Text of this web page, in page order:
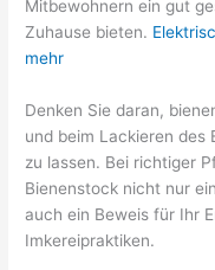
Mitbewohnern ein gut
Zuhause bieten.
mehr
Denken Sie daran,
und beim Lackieren des
zu lassen. Bei richtiger
Bienenstock nicht nur
auch ein Beweis für Ihr
Imkereipraktiken.